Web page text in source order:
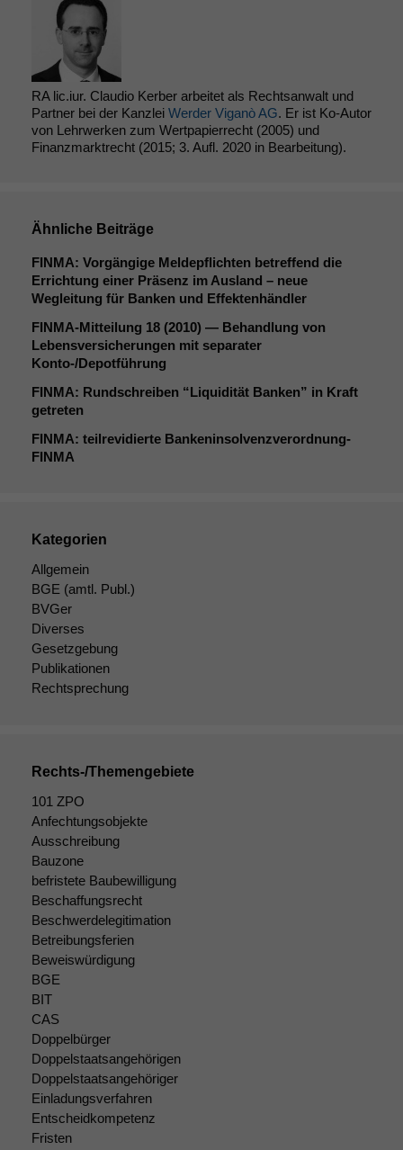
RA lic.iur. Claudio Kerber arbeitet als Rechtsanwalt und
Partner bei der Kanzlei Werder Viganò AG. Er ist Ko-Autor
von Lehrwerken zum Wertpapierrecht (2005) und
Finanzmarktrecht (2015; 3. Aufl. 2020 in Bearbeitung).
Ähnliche Beiträge
FINMA: Vorgängige Meldepflichten betreffend die
Errichtung einer Präsenz im Ausland – neue
Wegleitung für Banken und Effektenhändler
FINMA-Mitteilung 18 (2010) — Behandlung von
Lebensversicherungen mit separater
Konto-/Depotführung
FINMA: Rundschreiben “Liquidität Banken” in Kraft
getreten
FINMA: teilrevidierte Bankeninsolvenzverordnung-
FINMA
Kategorien
Allgemein
BGE (amtl. Publ.)
BVGer
Diverses
Gesetzgebung
Publikationen
Rechtsprechung
Rechts-/Themengebiete
101 ZPO
Anfechtungsobjekte
Ausschreibung
Bauzone
befristete Baubewilligung
Beschaffungsrecht
Beschwerdelegitimation
Betreibungsferien
Beweiswürdigung
BGE
BIT
CAS
Doppelbürger
Doppelstaatsangehörigen
Doppelstaatsangehöriger
Einladungsverfahren
Entscheidkompetenz
Fristen